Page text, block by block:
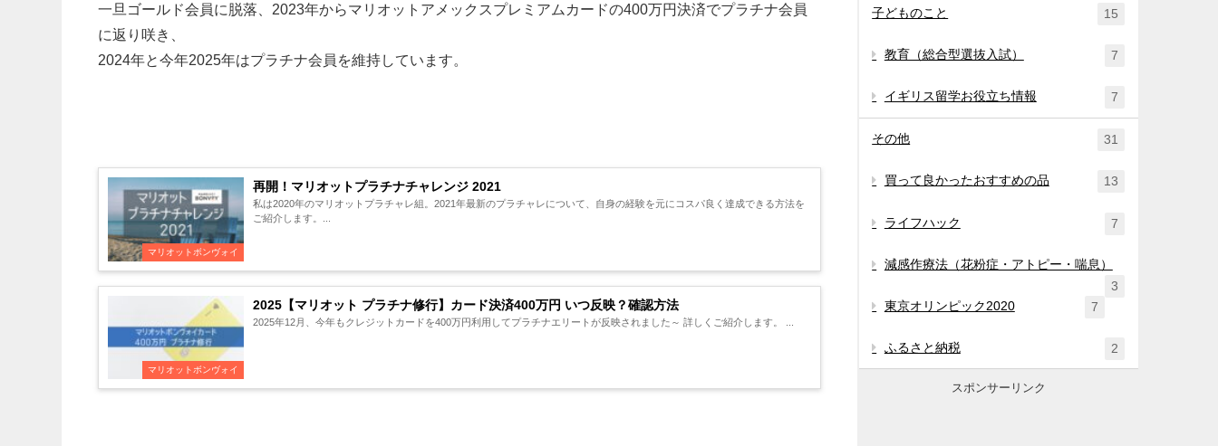
一旦ゴールド会員に脱落、2023年からマリオットアメックスプレミアムカードの400万円決済でプラチナ会員
に返り咲き、
2024年と今年2025年はプラチナ会員を維持しています。
マリオットボンヴォイ
再開！マリオットプラチナチャレンジ 2021
私は2020年のマリオットプラチャレ組。2021年最新のプラチャレについて、自身の経験を元にコスパ良く達成できる方法を
ご紹介します。...
マリオットボンヴォイ
2025【マリオット プラチナ修行】カード決済400万円 いつ反映？確認方法
子どものこと 15
教育（総合型選抜入試） 7
イギリス留学お役立ち情報 7
その他 31
買って良かったおすすめの品 13
ライフハック 7
減感作療法（花粉症・アトピー・喘息）
3
東京オリンピック2020
7
ふるさと納税 2
スポンサーリンク